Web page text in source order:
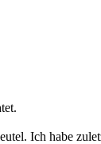
Ich habe